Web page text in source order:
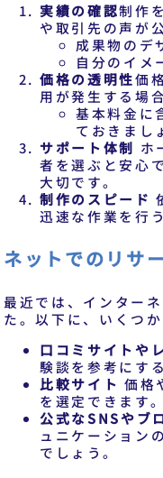
実績の確認制作
や取引先の声が
成果物のデ
自分のイメ
価格の透明性価
用が発生する場
基本料金に
ておきまし
サポート体制 ホ
者を選ぶと安心
大切です。
制作のスピード
迅速な作業を行
ネットでのリサ
最近では、インター
た。以下に、いくつ
口コミサイトや
験談を参考にす
比較サイト 価格
を選定できます。
公式なSNSやブ
ュニケーション
でしょう。